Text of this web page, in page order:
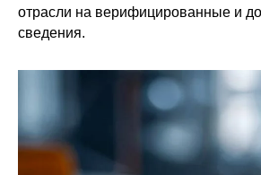
отрасли на верифицированные и
сведения.